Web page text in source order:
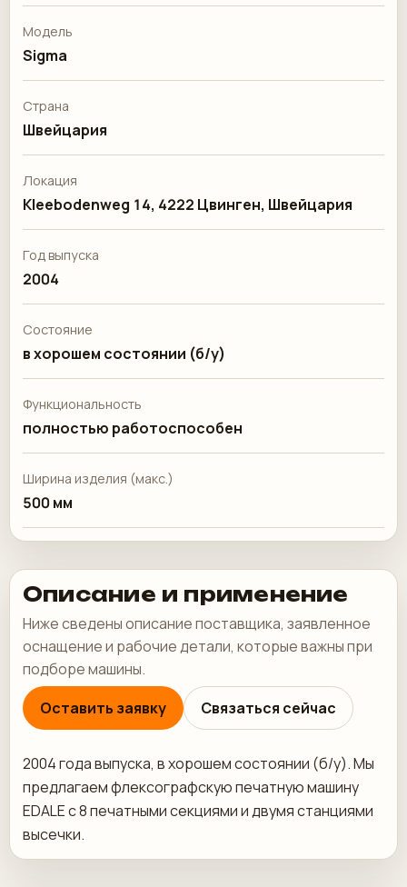
Модель
Sigma
Страна
Швейцария
Локация
Kleebodenweg 14, 4222 Цвинген, Швейцария
Год выпуска
2004
Состояние
в хорошем состоянии (б/у)
Функциональность
полностью работоспособен
Ширина изделия (макс.)
500 мм
Описание и применение
Ниже сведены описание поставщика, заявленное
оснащение и рабочие детали, которые важны при
подборе машины.
Оставить заявку
Связаться сейчас
2004 года выпуска, в хорошем состоянии (б/у). Мы
предлагаем флексографскую печатную машину
EDALE с 8 печатными секциями и двумя станциями
высечки.